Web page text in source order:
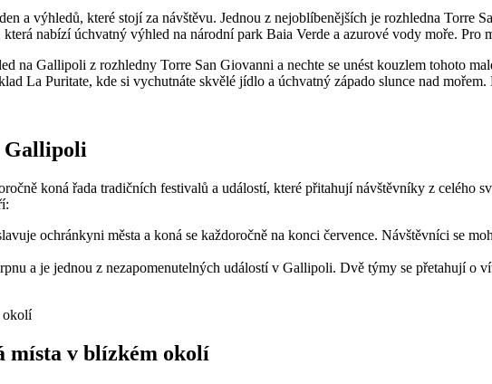
a výhledů, které stojí za návštěvu. Jednou z nejoblíbenějších je rozhledna Torre
nabízí úchvatný výhled na národní park Baia Verde a azurové vody moře.
na Gallipoli z rozhledny Torre San Giovanni a nechte se unést kouzlem tohoto
La Puritate, kde si vychutnáte skvělé jídlo a úchvatný západo slunce nad
Gallipoli
koná řada tradičních festivalů a událostí, které přitahují návštěvníky z celého
ochránkyni města a koná se každoročně na konci července. Návštěvníci se
a je jednou z nezapomenutelných událostí v Gallipoli. Dvě týmy se přetahují o
místa v blízkém okolí